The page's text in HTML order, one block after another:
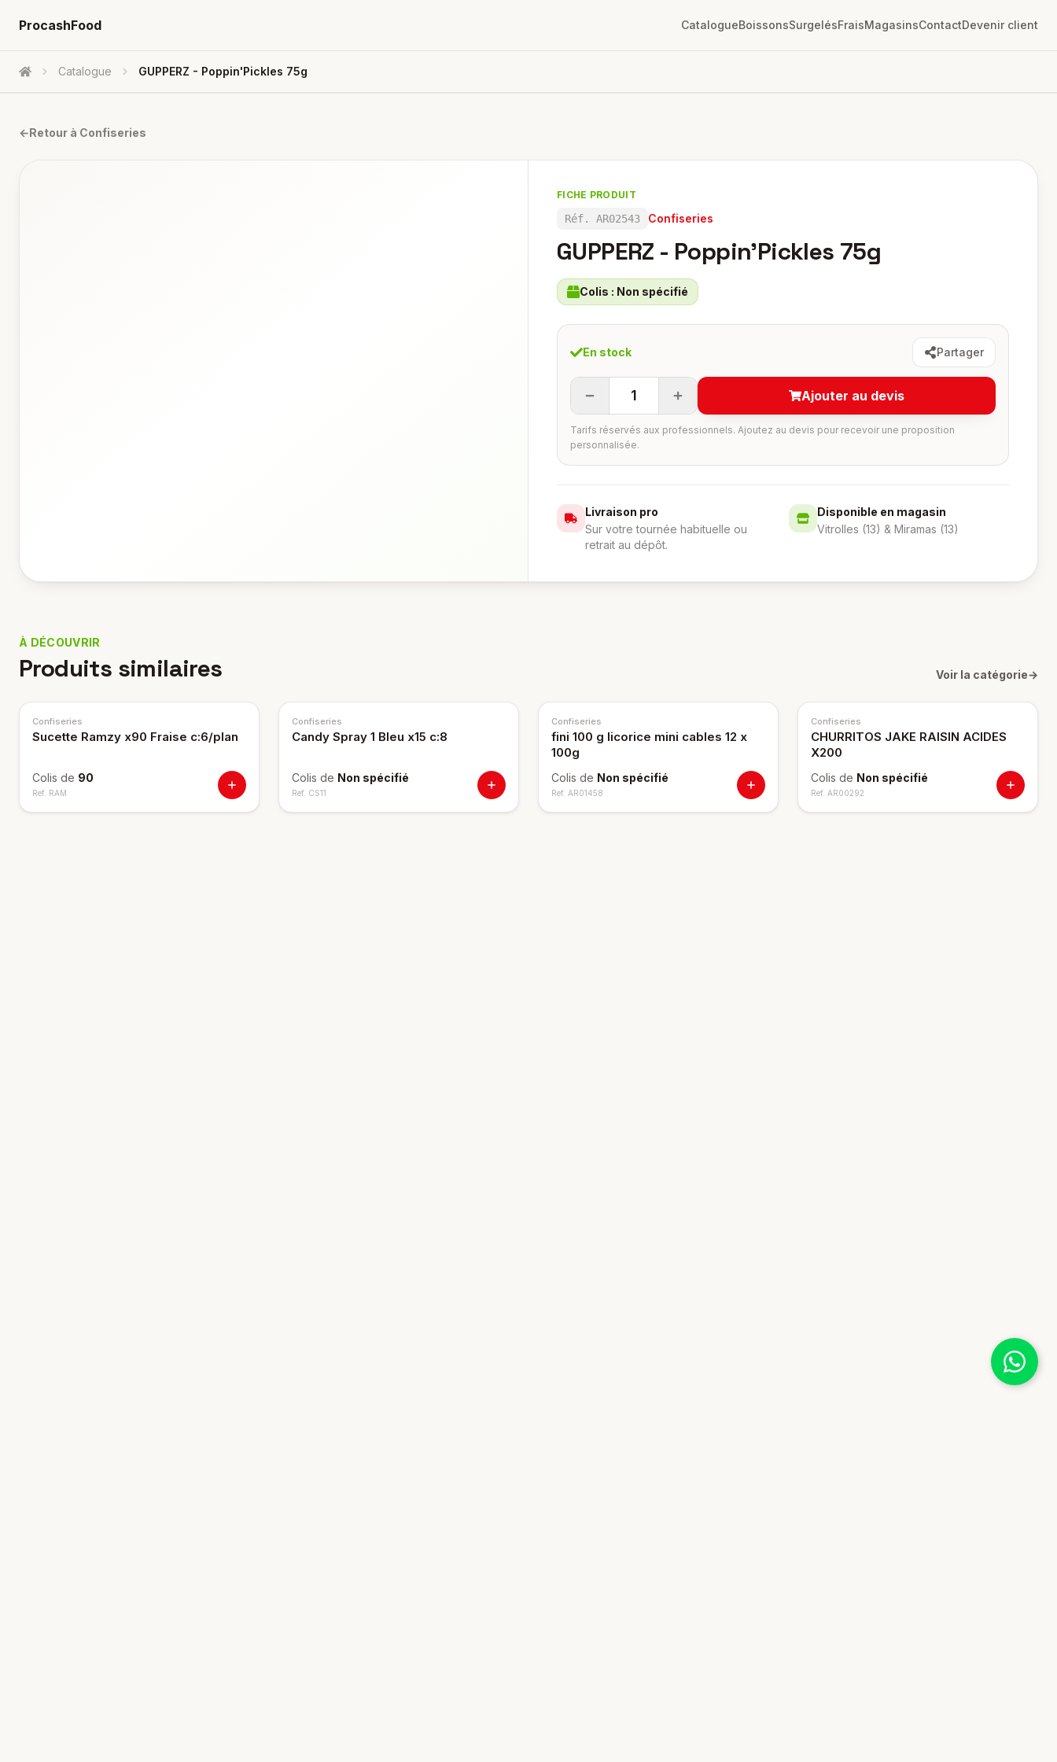
ProcashFood CatalogueBoissonsSurgelésFraisMagasinsContactDevenir client
Accueil Catalogue GUPPERZ - Poppin'Pickles 75g
←Retour à Confiseries
FICHE PRODUIT
Réf. AR02543 Confiseries
GUPPERZ - Poppin'Pickles 75g
Colis : Non spécifié
En stock Partager
1 Ajouter au devis
Tarifs réservés aux professionnels. Ajoutez au devis pour recevoir une proposition
personnalisée.
Livraison pro
Sur votre tournée habituelle ou
retrait au dépôt.
Disponible en magasin
Vitrolles (13) & Miramas (13)
À DÉCOUVRIR
Produits similaires Voir la catégorie→
Confiseries
Sucette Ramzy x90 Fraise c:6/plan
Colis de 90
Ref. RAM
Confiseries
Candy Spray 1 Bleu x15 c:8
Colis de Non spécifié
Ref. CS11
Confiseries
fini 100 g licorice mini cables 12 x
100g
Colis de Non spécifié
Ref. AR01458
Confiseries
CHURRITOS JAKE RAISIN ACIDES
X200
Colis de Non spécifié
Ref. AR00292